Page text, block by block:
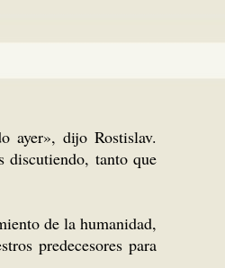
ayer», dijo Rostislav.
discutiendo, tanto que
de la humanidad,
predecesores para